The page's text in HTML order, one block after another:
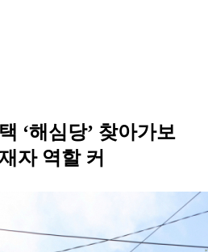
‘해심당’ 찾아가보
자 역할 커